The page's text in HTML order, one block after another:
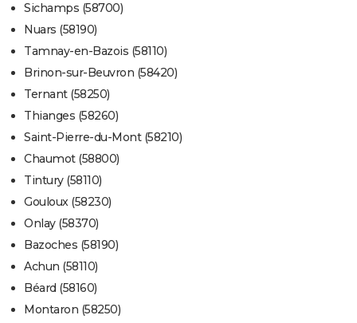
Sichamps (58700)
Nuars (58190)
Tamnay-en-Bazois (58110)
Brinon-sur-Beuvron (58420)
Ternant (58250)
Thianges (58260)
Saint-Pierre-du-Mont (58210)
Chaumot (58800)
Tintury (58110)
Gouloux (58230)
Onlay (58370)
Bazoches (58190)
Achun (58110)
Béard (58160)
Montaron (58250)